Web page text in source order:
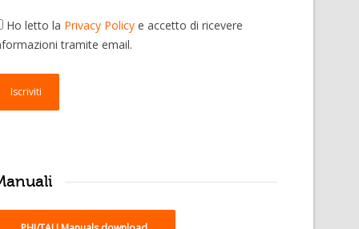
Ho letto la Privacy Policy e accetto di ricevere
tramite email.